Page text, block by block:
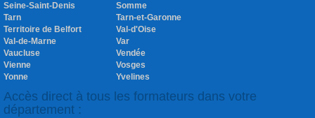
Seine-Saint-Denis
Somme
Tarn
Tarn-et-Garonne
Territoire de Belfort
Val-d'Oise
Val-de-Marne
Var
Vaucluse
Vendée
Vienne
Vosges
Yonne
Yvelines
Accès direct à tous les formateurs dans votre
département :